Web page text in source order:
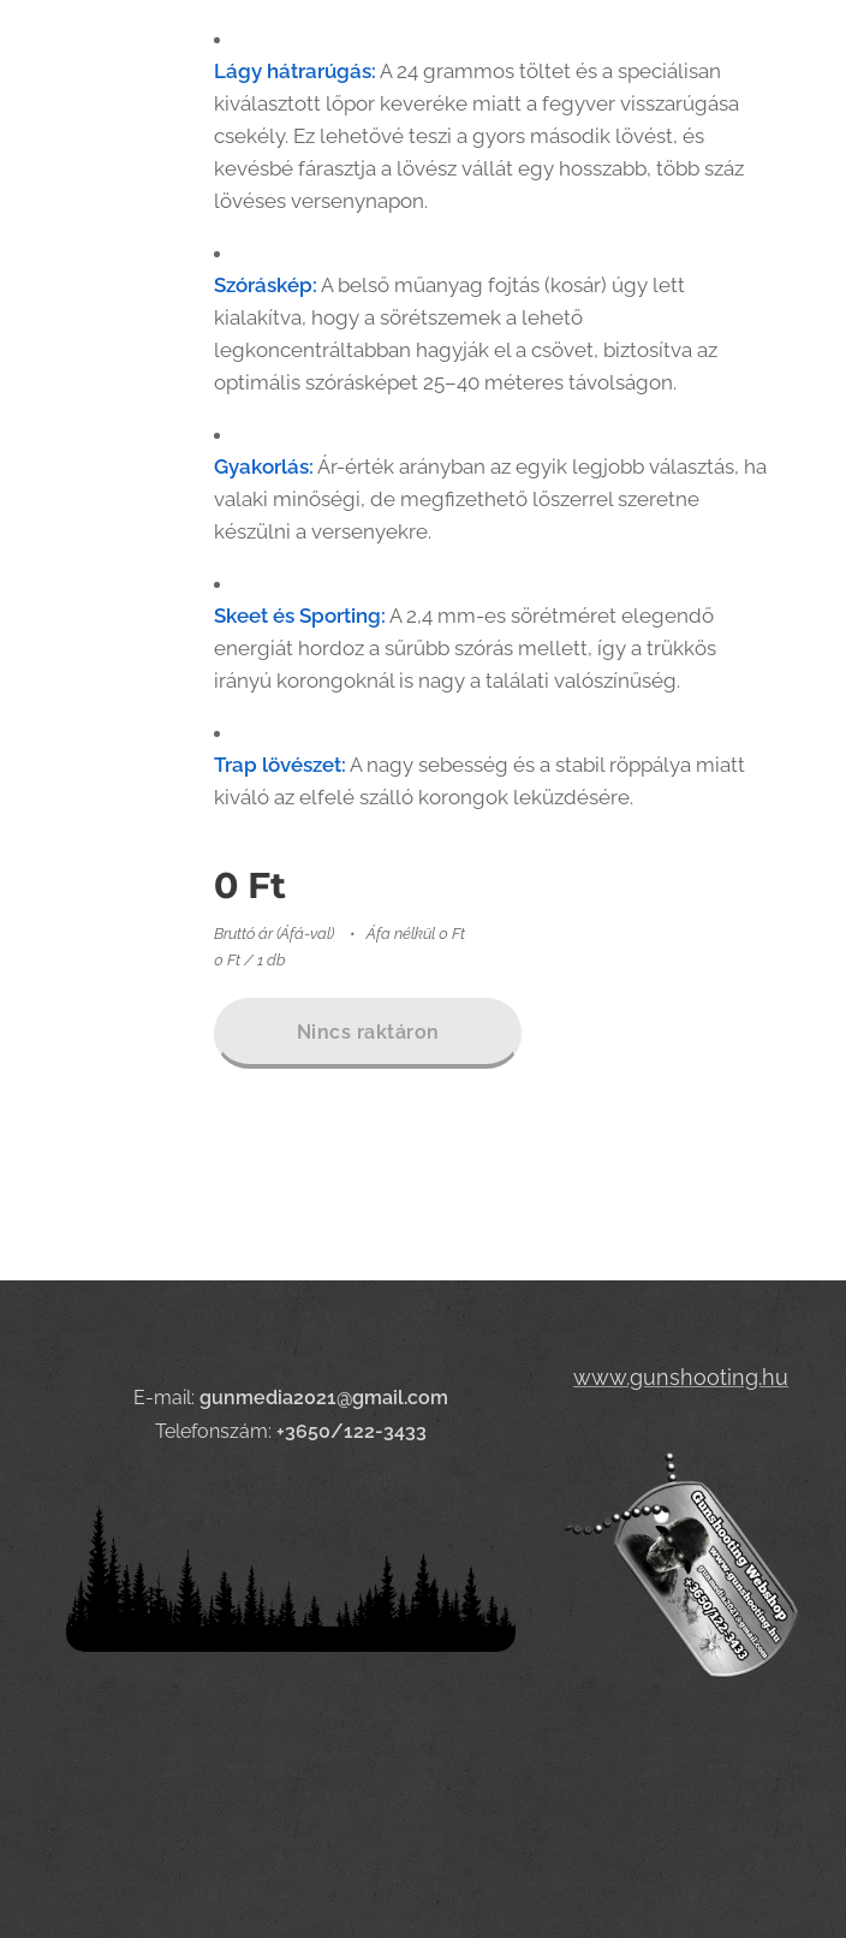
Lágy hátrarúgás: A 24 grammos töltet és a speciálisan
kiválasztott lőpor keveréke miatt a fegyver visszarúgása
csekély. Ez lehetővé teszi a gyors második lövést, és
kevésbé fárasztja a lövész vállát egy hosszabb, több száz
lövéses versenynapon.
Szóráskép: A belső műanyag fojtás (kosár) úgy lett
kialakítva, hogy a sörétszemek a lehető
legkoncentráltabban hagyják el a csövet, biztosítva az
optimális szórásképet 25–40 méteres távolságon.
Gyakorlás: Ár-érték arányban az egyik legjobb választás, ha
valaki minőségi, de megfizethető lőszerrel szeretne
készülni a versenyekre.
Skeet és Sporting: A 2,4 mm-es sörétméret elegendő
energiát hordoz a sűrűbb szórás mellett, így a trükkös
irányú korongoknál is nagy a találati valószínűség.
Trap lövészet: A nagy sebesség és a stabil röppálya miatt
kiváló az elfelé szálló korongok leküzdésére.
0 Ft
Bruttó ár (Áfá-val)
Áfa nélkül 0 Ft
0 Ft / 1 db
Nincs raktáron
E-mail:gunmedia2021@gmail.com
Telefonszám:+3650/122-3433
www.gunshooting.hu